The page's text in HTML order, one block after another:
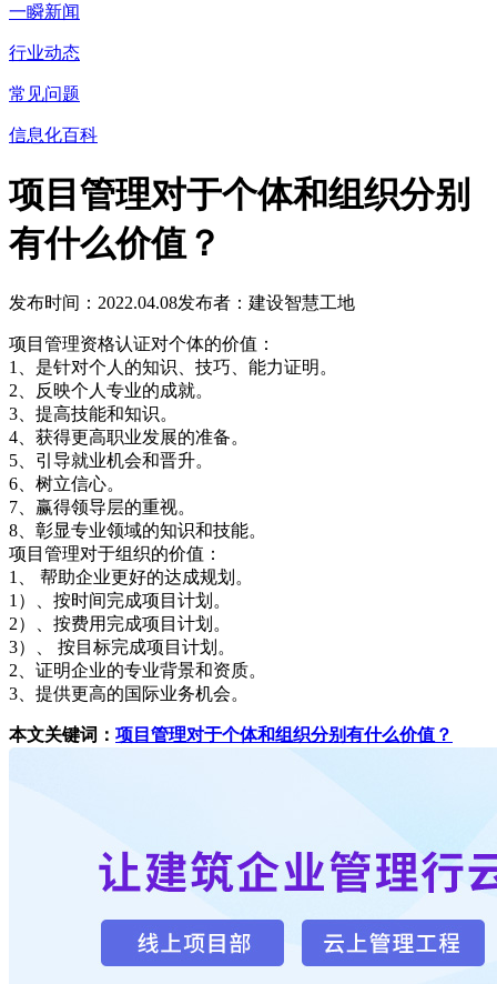
一瞬新闻
行业动态
常见问题
信息化百科
项目管理对于个体和组织分别
有什么价值？
发布时间：2022.04.08发布者：建设智慧工地
项目管理资格认证对个体的价值：
1、是针对个人的知识、技巧、能力证明。
2、反映个人专业的成就。
3、提高技能和知识。
4、获得更高职业发展的准备。
5、引导就业机会和晋升。
6、树立信心。
7、赢得领导层的重视。
8、彰显专业领域的知识和技能。
项目管理对于组织的价值：
1、 帮助企业更好的达成规划。
1）、按时间完成项目计划。
2）、按费用完成项目计划。
3）、 按目标完成项目计划。
2、证明企业的专业背景和资质。
3、提供更高的国际业务机会。
本文关键词： 项目管理对于个体和组织分别有什么价值？